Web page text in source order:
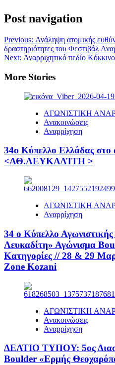
Post navigation
Previous: Ανάληψη ατομικής
δραστηριότητες του Φεστιβάλ
Next: Αναρριχητικό πεδίο
More Stories
ΑΓΩΝΙΣΤΙΚΗ
Ανακοινώσεις
Αναρρίχηση
34ο Κύπελλο Ελλάδας
<ΑΘ.ΛΕΥΚΑΔΊΤΗ >
ΑΓΩΝΙΣΤΙΚΗ
Αναρρίχηση
34 ο Κύπελλο
Λευκαδίτη» Αγώνισμα
Κατηγορίες // 28 & 29
Zone Kozani
ΑΓΩΝΙΣΤΙΚΗ
Ανακοινώσεις
Αναρρίχηση
ΔΕΛΤΙΟ ΤΥΠΟΥ: 5ος
Boulder «Ερμής